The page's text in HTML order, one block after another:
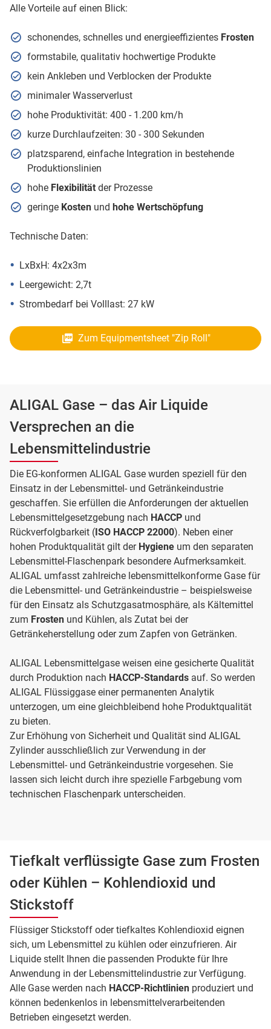
Alle Vorteile auf einen Blick:
schonendes, schnelles und energieeffizientes Frosten
formstabile, qualitativ hochwertige Produkte
kein Ankleben und Verblocken der Produkte
minimaler Wasserverlust
hohe Produktivität: 400 - 1.200 km/h
kurze Durchlaufzeiten: 30 - 300 Sekunden
platzsparend, einfache Integration in bestehende
Produktionslinien
hohe Flexibilität der Prozesse
geringe Kosten und hohe Wertschöpfung
Technische Daten:
LxBxH: 4x2x3m
Leergewicht: 2,7t
Strombedarf bei Volllast: 27 kW
Zum Equipmentsheet "Zip Roll"
ALIGAL Gase – das Air Liquide
Versprechen an die
Lebensmittelindustrie
Die EG-konformen ALIGAL Gase wurden speziell für den
Einsatz in der Lebensmittel- und Getränkeindustrie
geschaffen. Sie erfüllen die Anforderungen der aktuellen
Lebensmittelgesetzgebung nach HACCP und
Rückverfolgbarkeit ( ISO HACCP 22000). Neben einer
hohen Produktqualität gilt der Hygiene um den separaten
Lebensmittel-Flaschenpark besondere Aufmerksamkeit.
ALIGAL umfasst zahlreiche lebensmittelkonforme Gase für
die Lebensmittel- und Getränkeindustrie – beispielsweise
für den Einsatz als Schutzgasatmosphäre, als Kältemittel
zum Frosten und Kühlen, als Zutat bei der
Getränkeherstellung oder zum Zapfen von Getränken.
ALIGAL Lebensmittelgase weisen eine gesicherte Qualität
durch Produktion nach HACCP-Standards auf. So werden
ALIGAL Flüssiggase einer permanenten Analytik
unterzogen, um eine gleichbleibend hohe Produktqualität
zu bieten.
Zur Erhöhung von Sicherheit und Qualität sind ALIGAL
Zylinder ausschließlich zur Verwendung in der
Lebensmittel- und Getränkeindustrie vorgesehen. Sie
lassen sich leicht durch ihre spezielle Farbgebung vom
technischen Flaschenpark unterscheiden.
Tiefkalt verflüssigte Gase zum Frosten
oder Kühlen – Kohlendioxid und
Stickstoff
Flüssiger Stickstoff oder tiefkaltes Kohlendioxid eignen
sich, um Lebensmittel zu kühlen oder einzufrieren. Air
Liquide stellt Ihnen die passenden Produkte für Ihre
Anwendung in der Lebensmittelindustrie zur Verfügung.
Alle Gase werden nach HACCP-Richtlinien produziert und
können bedenkenlos in lebensmittelverarbeitenden
Betrieben eingesetzt werden.